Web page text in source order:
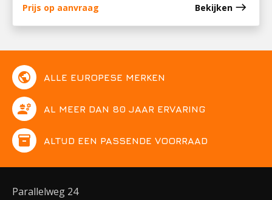
Prijs op aanvraag Bekijken east
public ALLE EUROPESE MERKEN
engineering AL MEER DAN 80 JAAR ERVARING
inventory ALTIJD EEN PASSENDE VOORRAAD
Parallelweg 24